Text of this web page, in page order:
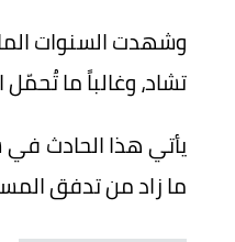
وشهدت السنوات
تشاد، وغالباً ما
ما زاد من تدفق